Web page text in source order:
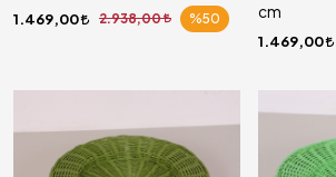
1.469,00 2.938,00 %50
cm
1.469,00